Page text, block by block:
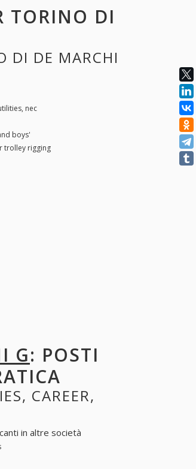
TORINO DI
DI DE MARCHI
nec
boys'
trolley rigging
G: POSTI
CAREER,
in altre società